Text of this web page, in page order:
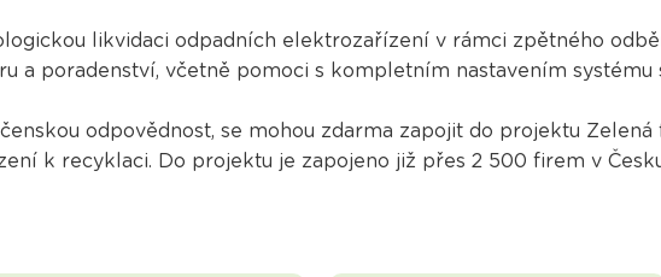
likvidaci odpadních elektrozařízení v rámci zpětného
a poradenství, včetně pomoci s kompletním nastavením systému
odpovědnost, se mohou zdarma zapojit do projektu
k recyklaci. Do projektu je zapojeno již přes 2 500 firem v